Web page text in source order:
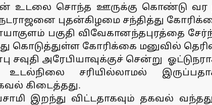
உடலை சொந்த ஊருக்கு கொண்டு வர
புதன்கிழமை சந்தித்து
பகுதி விவேகானந்தபுரத்தை
கோரிக்கை மனுவில்
சவுதி அரேபியாவுக்குச் சென்று
சரியில்லாமல்
கிடைத்தது.
இறந்து விட்டதாகவும் தகவல்